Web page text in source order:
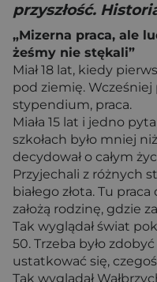
przyszłość.
„Mizerna praca, ale
żeśmy nie stękali”
Miał 18 lat, kiedy
pod ziemię. Wcześniej
stypendium, praca.
Miała 15 lat i jedno
szkołach było mniej
decydował o całym
Przyjechali z różnych
białego złota. Tu
założą rodzinę, gdzie
Tak wyglądał świat
50. Trzeba było
ustatkować się,
Tak wyglądał